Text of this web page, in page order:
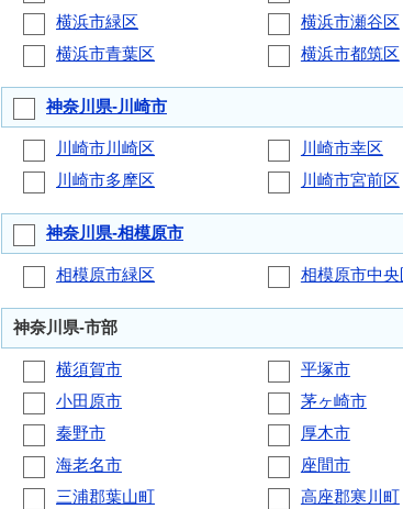
横浜市緑区
横浜市瀬谷区
横浜市青葉区
横浜市都筑区
神奈川県-川崎市
川崎市川崎区 川崎市幸区
川崎市多摩区
川崎市宮前区
神奈川県-相模原市
相模原市緑区 相模原市中央
神奈川県-市部
横須賀市 平塚市
小田原市
茅ヶ崎市
秦野市
厚木市
海老名市
座間市
三浦郡葉山町
高座郡寒川町